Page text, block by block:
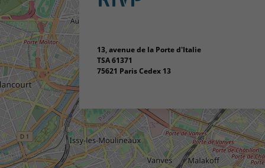
13, avenue de la Porte d'Italie
TSA 61371
75621 Paris Cedex 13